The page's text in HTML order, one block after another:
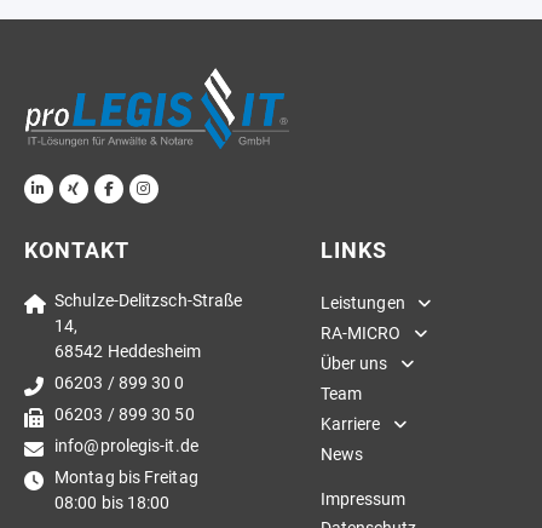
KONTAKT
Schulze-Delitzsch-Straße
14,
68542 Heddesheim
06203 / 899 30 0
06203 / 899 30 50
info@prolegis-it.de
Montag bis Freitag
08:00 bis 18:00
LINKS
Leistungen
RA-MICRO
Über uns
Team
Karriere
News
Impressum